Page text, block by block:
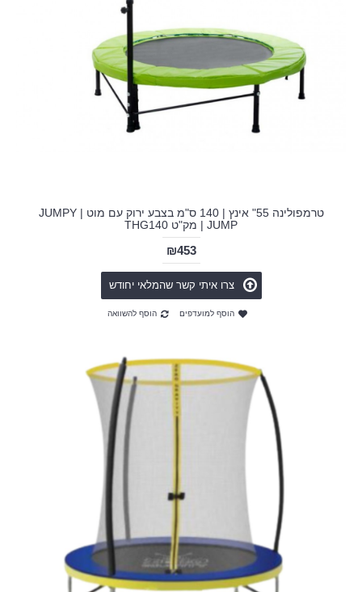
טרמפולינה 55" אינץ | 140 ס"מ בצבע ירוק עם מוט | JUMPY
JUMP | מק"ט THG140
₪453
צרו איתי קשר שהמלאי יחודש
הוסף למועדפים הוסף להשוואה